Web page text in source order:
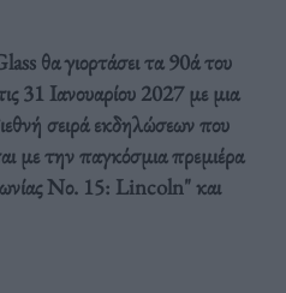
θα γιορτάσει τα 90ά του
31 Ιανουαρίου 2027 με μια
σειρά εκδηλώσεων που
με την παγκόσμια πρεμιέρα
Νο. 15: Lincoln" και